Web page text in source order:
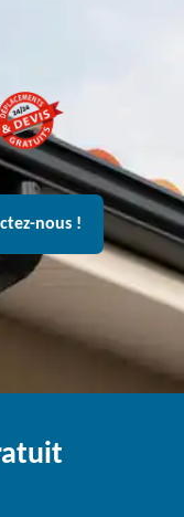
nous !